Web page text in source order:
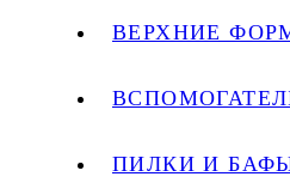
ВЕРХНИЕ
ПИЛКИ И